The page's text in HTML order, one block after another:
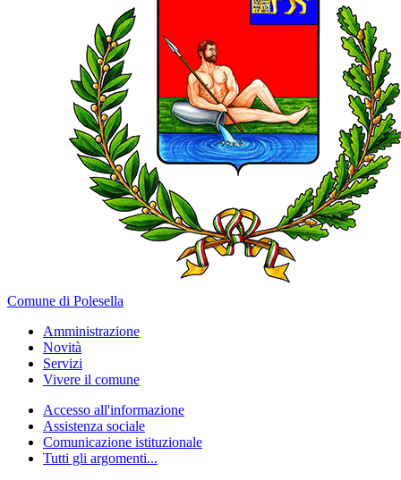
Comune di Polesella
Amministrazione
Novità
Servizi
Vivere il comune
Accesso all'informazione
Assistenza sociale
Comunicazione istituzionale
Tutti gli argomenti...